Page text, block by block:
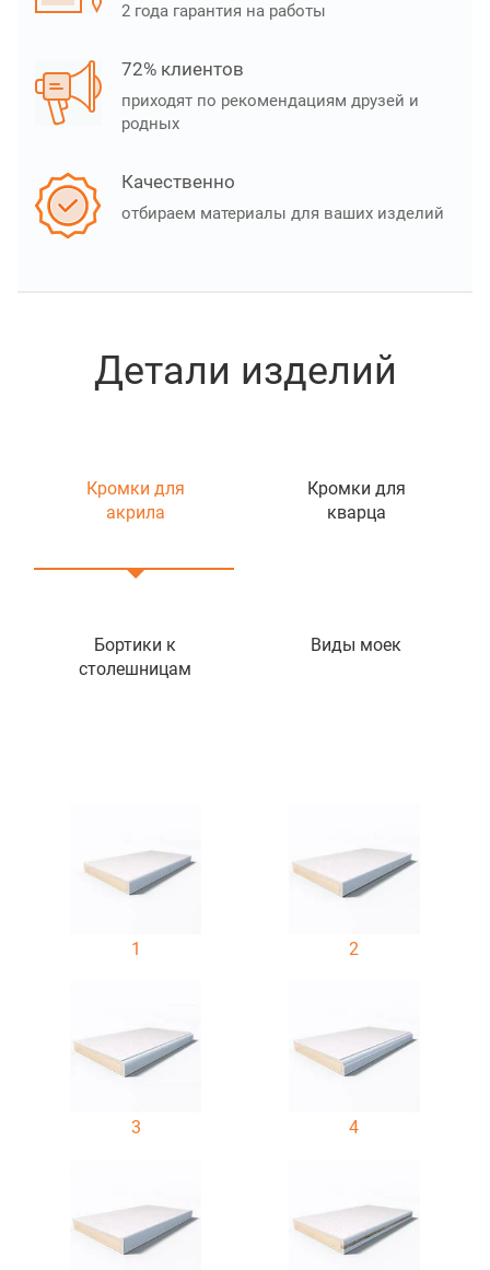
2 года гарантия на работы
72% клиентов
приходят по рекомендациям друзей и
родных
Качественно
отбираем материалы для ваших изделий
Детали изделий
Кромки для
акрила
Кромки для
кварца
Бортики к
столешницам
Виды моек
1 2
3 4